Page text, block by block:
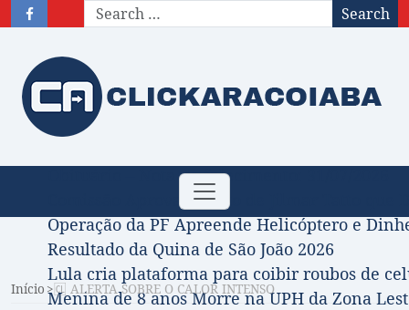
Search
Toggle
navigation
Obituário – Nota de falecimento: 31/07/2026
Comissão Aprova Projeto de Jilmar Tatto
Operação da PF Apreende Helicóptero e
Resultado da Quina de São João 2026
Lula cria plataforma para coibir roubos de
Menina de 8 anos Morre na UPH da Zona
Início 🆑 ALERTA SOBRE O CALOR INTENSO